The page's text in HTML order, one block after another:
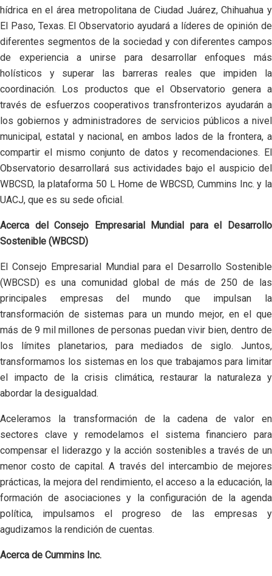
hídrica en el área metropolitana de Ciudad Juárez, Chihuahua y
El Paso, Texas. El Observatorio ayudará a líderes de opinión de
diferentes segmentos de la sociedad y con diferentes campos
de experiencia a unirse para desarrollar enfoques más
holísticos y superar las barreras reales que impiden la
coordinación. Los productos que el Observatorio genera a
través de esfuerzos cooperativos transfronterizos ayudarán a
los gobiernos y administradores de servicios públicos a nivel
municipal, estatal y nacional, en ambos lados de la frontera, a
compartir el mismo conjunto de datos y recomendaciones. El
Observatorio desarrollará sus actividades bajo el auspicio del
WBCSD, la plataforma 50 L Home de WBCSD, Cummins Inc. y la
UACJ, que es su sede oficial.
Acerca del Consejo Empresarial Mundial para el Desarrollo
Sostenible (WBCSD)
El Consejo Empresarial Mundial para el Desarrollo Sostenible
(WBCSD) es una comunidad global de más de 250 de las
principales empresas del mundo que impulsan la
transformación de sistemas para un mundo mejor, en el que
más de 9 mil millones de personas puedan vivir bien, dentro de
los límites planetarios, para mediados de siglo. Juntos,
transformamos los sistemas en los que trabajamos para limitar
el impacto de la crisis climática, restaurar la naturaleza y
abordar la desigualdad.
Aceleramos la transformación de la cadena de valor en
sectores clave y remodelamos el sistema financiero para
compensar el liderazgo y la acción sostenibles a través de un
menor costo de capital. A través del intercambio de mejores
prácticas, la mejora del rendimiento, el acceso a la educación, la
formación de asociaciones y la configuración de la agenda
política, impulsamos el progreso de las empresas y
agudizamos la rendición de cuentas.
Acerca de Cummins Inc.